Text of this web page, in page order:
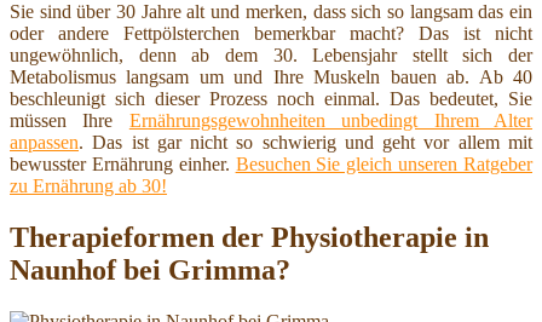
Sie sind über 30 Jahre alt und merken, dass sich so langsam das ein
oder andere Fettpölsterchen bemerkbar macht? Das ist nicht
ungewöhnlich, denn ab dem 30. Lebensjahr stellt sich der
Metabolismus langsam um und Ihre Muskeln bauen ab. Ab 40
beschleunigt sich dieser Prozess noch einmal. Das bedeutet, Sie
müssen Ihre Ernährungsgewohnheiten unbedingt Ihrem Alter
anpassen. Das ist gar nicht so schwierig und geht vor allem mit
bewusster Ernährung einher. Besuchen Sie gleich unseren Ratgeber
zu Ernährung ab 30!
Therapieformen der Physiotherapie in
Naunhof bei Grimma?